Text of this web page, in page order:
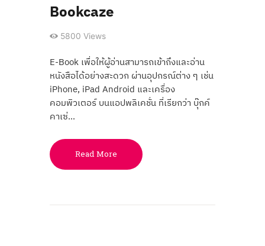
Bookcaze
5800 Views
E-Book เพื่อให้ผู้อ่านสามารถเข้าถึงและอ่าน
หนังสือได้อย่างสะดวก ผ่านอุปกรณ์ต่าง ๆ เช่น
iPhone, iPad Android และเครื่อง
คอมพิวเตอร์ บนแอปพลิเคชั่น ที่เรียกว่า บุ๊กค์
คาเซ่…
Read More